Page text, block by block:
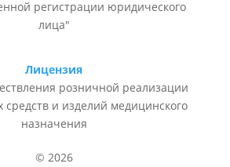
регистрации юридического
лица"
Лицензия
розничной реализации
средств и изделий медицинского
назначения
© 2026